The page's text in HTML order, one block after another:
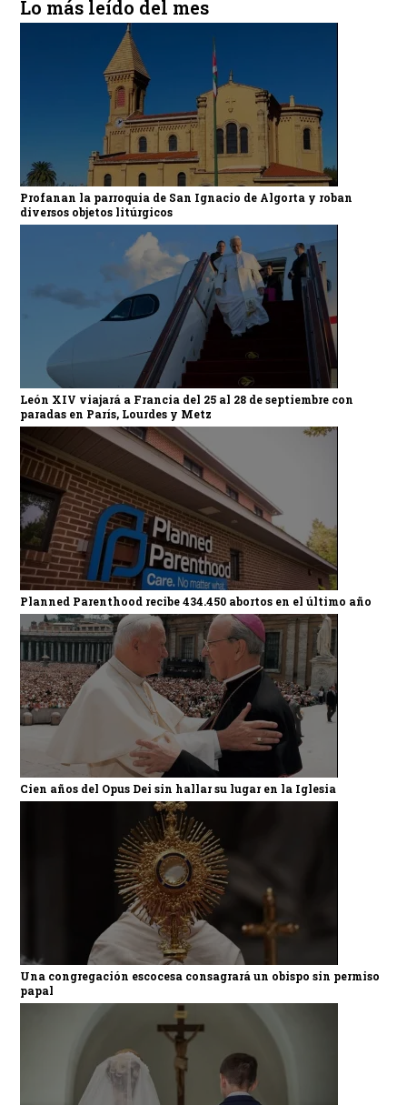
Lo más leído del mes
Profanan la parroquia de San Ignacio de Algorta y roban
diversos objetos litúrgicos
León XIV viajará a Francia del 25 al 28 de septiembre con
paradas en París, Lourdes y Metz
Planned Parenthood recibe 434.450 abortos en el último año
Cien años del Opus Dei sin hallar su lugar en la Iglesia
Una congregación escocesa consagrará un obispo sin permiso
papal